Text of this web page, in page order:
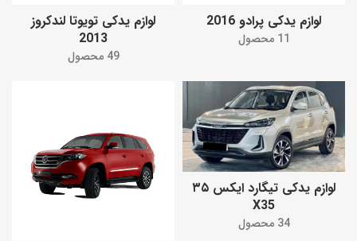
لوازم یدکی پرادو 2016
11 محصول
لوازم یدکی تویوتا لندکروز
2013
49 محصول
لوازم یدکی تیگارد ایکس ۳۵
X35
34 محصول